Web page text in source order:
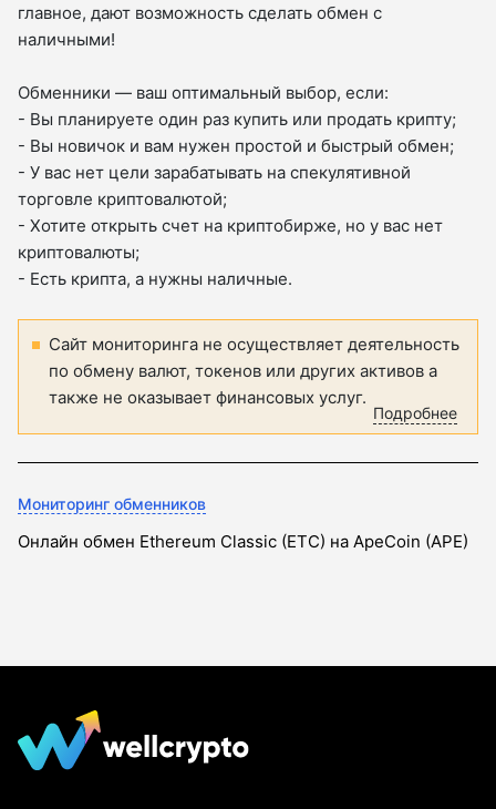
главное, дают возможность сделать обмен с
наличными!
Обменники — ваш оптимальный выбор, если:
- Вы планируете один раз купить или продать крипту;
- Вы новичок и вам нужен простой и быстрый обмен;
- У вас нет цели зарабатывать на спекулятивной
торговле криптовалютой;
- Хотите открыть счет на криптобирже, но у вас нет
криптовалюты;
- Есть крипта, а нужны наличные.
Сайт мониторинга не осуществляет деятельность
по обмену валют, токенов или других активов а
также не оказывает финансовых услуг.
Подробнее
Мониторинг обменников
Онлайн обмен Ethereum Classic (ETC) на ApeCoin (APE)